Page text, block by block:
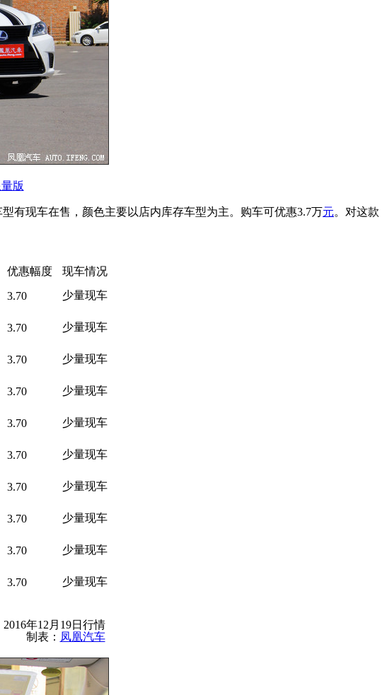
版
型有现车在售，颜色主要以店内库存车型为主。购车可优惠3.7万元。对这款
优惠幅度
现车情况
3.70 少量现车
3.70 少量现车
3.70 少量现车
3.70 少量现车
3.70 少量现车
3.70 少量现车
3.70 少量现车
3.70 少量现车
3.70 少量现车
3.70 少量现车
2016年12月19日行情
制表： 凤凰汽车